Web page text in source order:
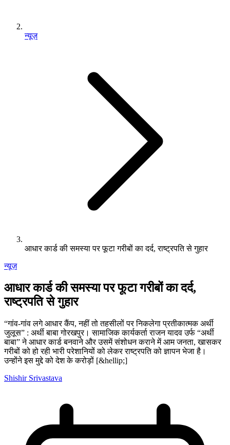
न्यूज़
आधार कार्ड की समस्या पर फूटा गरीबों का दर्द, राष्ट्रपति से गुहार
न्यूज़
आधार कार्ड की समस्या पर फूटा गरीबों का दर्द,
राष्ट्रपति से गुहार
“गांव-गांव लगे आधार कैंप, नहीं तो तहसीलों पर निकलेगा प्रतीकात्मक अर्थी
जुलूस” : अर्थी बाबा गोरखपुर। सामाजिक कार्यकर्ता राजन यादव उर्फ “अर्थी
बाबा” ने आधार कार्ड बनवाने और उसमें संशोधन कराने में आम जनता, खासकर
गरीबों को हो रही भारी परेशानियों को लेकर राष्ट्रपति को ज्ञापन भेजा है।
उन्होंने इस मुद्दे को देश के करोड़ों [&hellip;]
Shishir Srivastava